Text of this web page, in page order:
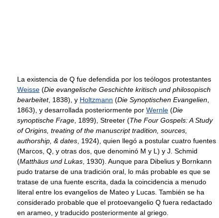
La existencia de Q fue defendida por los teólogos protestantes
Weisse (Die evangelische Geschichte kritisch und philosopisch
bearbeitet, 1838), y Holtzmann (Die Synoptischen Evangelien
1863), y desarrollada posteriormente por Wernle (Die
synoptische Frage , 1899), Streeter (The Four Gospels: A Study
of Origins, treating of the manuscript tradition, sources,
authorship, & dates , 1924), quien llegó a postular cuatro fuentes
(Marcos, Q, y otras dos, que denominó M y L) y J. Schmid
(Matthäus und Lukas , 1930). Aunque para Dibelius y Bornkann
pudo tratarse de una tradición oral, lo más probable es que se
tratase de una fuente escrita, dada la coincidencia a menudo
literal entre los evangelios de Mateo y Lucas. También se ha
considerado probable que el protoevangelio Q fuera redactado
en arameo, y traducido posteriormente al griego.